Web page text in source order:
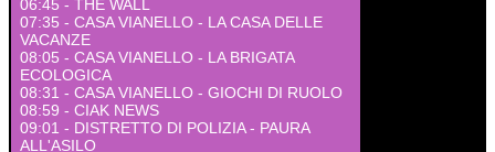
06:45 - THE WALL
07:35 - CASA VIANELLO - LA CASA DELLE
VACANZE
08:05 - CASA VIANELLO - LA BRIGATA
ECOLOGICA
08:31 - CASA VIANELLO - GIOCHI DI RUOLO
08:59 - CIAK NEWS
09:01 - DISTRETTO DI POLIZIA - PAURA
ALL'ASILO